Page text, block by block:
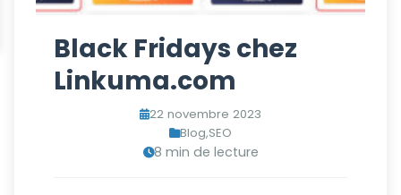
Black Fridays chez
Linkuma.com
22 novembre 2023
Blog,SEO
8 min de lecture